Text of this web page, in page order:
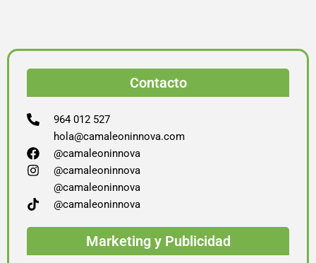
Contacto
964 012 527
hola@camaleoninnova.com
@camaleoninnova
@camaleoninnova
@camaleoninnova
@camaleoninnova
Marketing y Publicidad